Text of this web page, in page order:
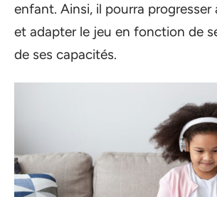
enfant. Ainsi, il pourra progresser
et adapter le jeu en fonction de
de ses capacités.